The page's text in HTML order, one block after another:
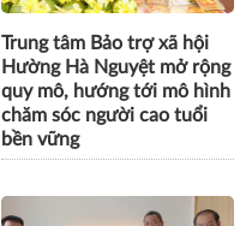
Trung tâm Bảo trợ xã hội
Hường Hà Nguyệt mở rộng
quy mô, hướng tới mô hình
chăm sóc người cao tuổi
bền vững